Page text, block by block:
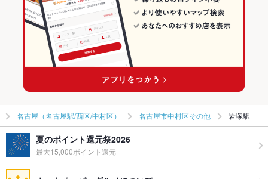
名古屋（名古屋駅/西区/中村区） 名古屋市中村区その他 岩塚駅
夏のポイント還元祭2026
最大15,000ポイント還元